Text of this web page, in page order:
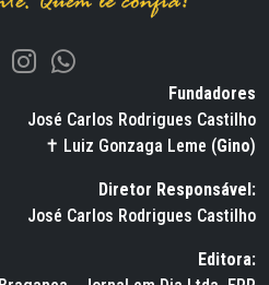
Fundadores
José Carlos Rodrigues Castilho
✝ Luiz Gonzaga Leme (Gino)
Diretor Responsável:
José Carlos Rodrigues Castilho
Editora: